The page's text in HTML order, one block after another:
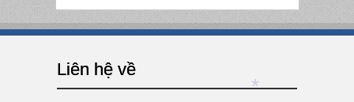
Liên hệ về